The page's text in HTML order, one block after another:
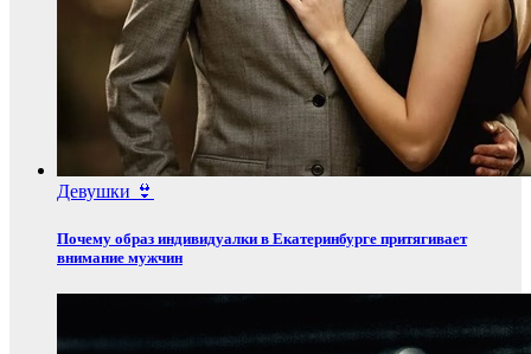
Девушки 👙
Почему образ индивидуалки в Екатеринбурге притягивает
внимание мужчин